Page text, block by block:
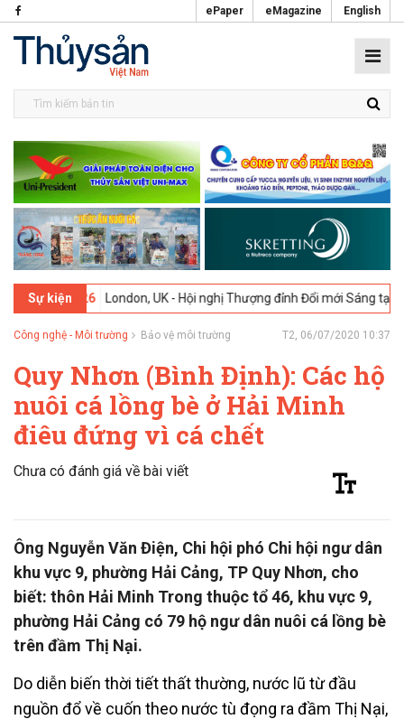
ePaper eMagazine English
Sự kiện
02-2026 London, UK - Hội nghị Thượng đỉnh Đổi mới Sáng tạo trong
Công nghệ - Môi trường Bảo vệ môi trường T2, 06/07/2020 10:37
Quy Nhơn (Bình Định): Các hộ
nuôi cá lồng bè ở Hải Minh
điêu đứng vì cá chết
Chưa có đánh giá về bài viết
Ông Nguyễn Văn Điện, Chi hội phó Chi hội ngư dân
khu vực 9, phường Hải Cảng, TP Quy Nhơn, cho
biết: thôn Hải Minh Trong thuộc tổ 46, khu vực 9,
phường Hải Cảng có 79 hộ ngư dân nuôi cá lồng bè
trên đầm Thị Nại.
Do diễn biến thời tiết thất thường, nước lũ từ đầu
nguồn đổ về cuốn theo nước tù đọng ra đầm Thị Nại,